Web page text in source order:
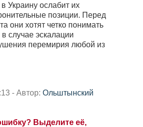
Украину ослабит их
позиции. Перед
они хотят четко понимать
случае эскалации
перемирия любой из
- Автор: Ольштынский
Выделите её,